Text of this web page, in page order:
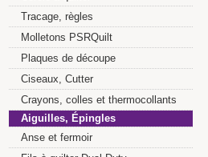
Tracage, règles
Molletons PSRQuilt
Plaques de découpe
Ciseaux, Cutter
Crayons, colles et thermocollants
Aiguilles, Épingles
Anse et fermoir